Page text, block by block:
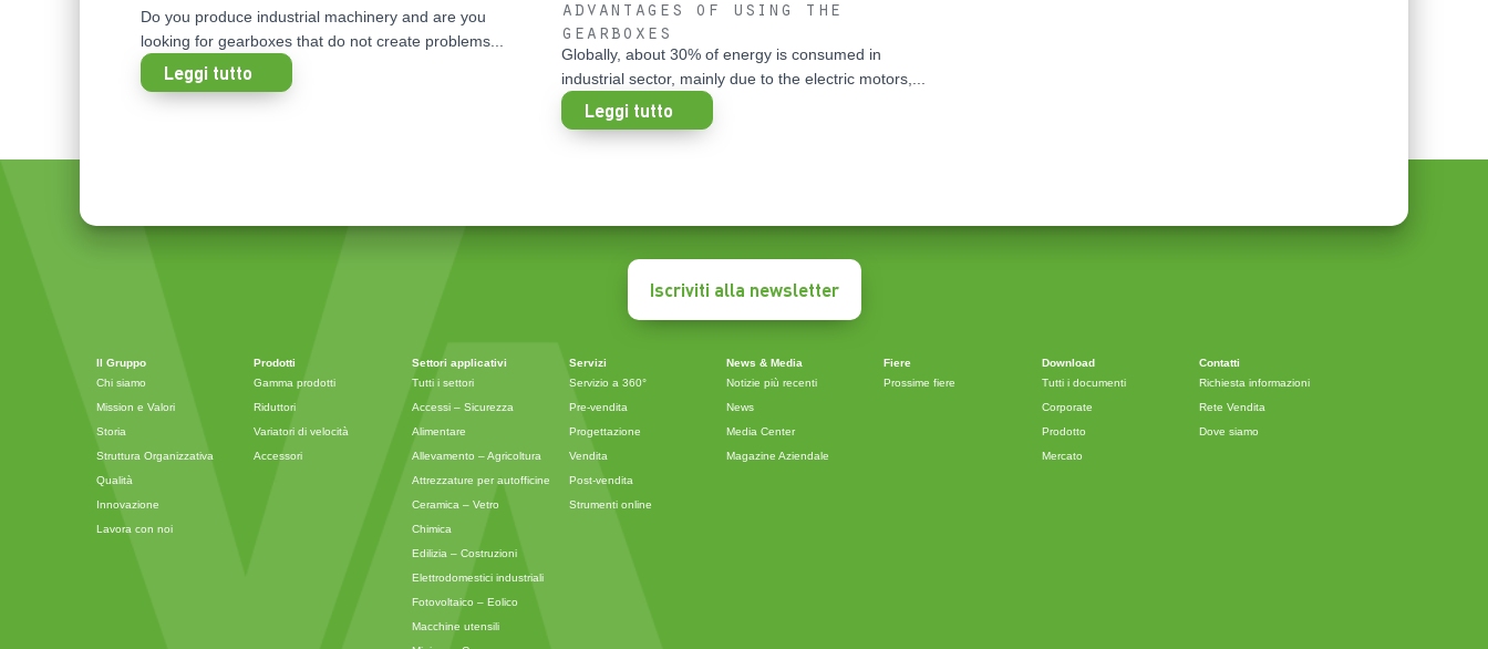
Do you produce industrial machinery and are you
looking for gearboxes that do not create problems...
Leggi tutto
advantages of using the
gearboxes
Globally, about 30% of energy is consumed in
industrial sector, mainly due to the electric motors,...
Leggi tutto
Iscriviti alla newsletter
Il Gruppo
Chi siamo
Mission e Valori
Storia
Struttura Organizzativa
Qualità
Innovazione
Lavora con noi
Prodotti
Gamma prodotti
Riduttori
Variatori di velocità
Accessori
Settori applicativi
Tutti i settori
Accessi – Sicurezza
Alimentare
Allevamento – Agricoltura
Attrezzature per autofficine
Ceramica – Vetro
Chimica
Edilizia – Costruzioni
Elettrodomestici industriali
Fotovoltaico – Eolico
Macchine utensili
Servizi
Servizio a 360°
Pre-vendita
Progettazione
Vendita
Post-vendita
Strumenti online
News & Media
Notizie più recenti
News
Media Center
Magazine Aziendale
Fiere
Prossime fiere
Download
Tutti i documenti
Corporate
Prodotto
Mercato
Contatti
Richiesta informazioni
Rete Vendita
Dove siamo